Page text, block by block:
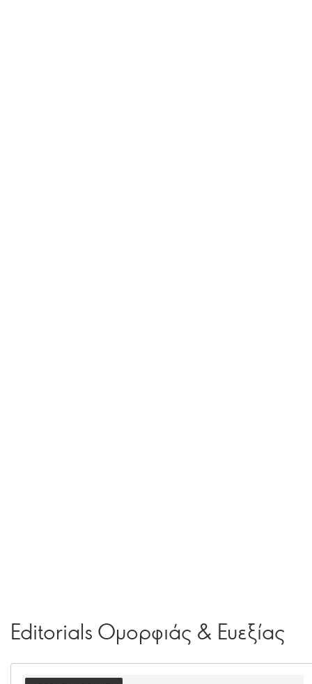
Editorials Ομορφιάς & Ευεξίας